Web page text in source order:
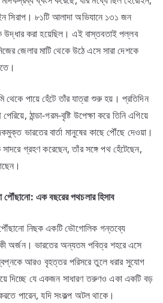
সিরাপ। ৮১টি আলাদা অভিযানে ১৩১ জন
উদ্ধার করা হয়েছিল। এই বাস্তবতাই পল্লব
জেলার মাটি থেকে উঠে এসে সারা দেশকে
থেকে পায়ে হেঁটে তাঁর যাত্রা শুরু হয়। প্রতিদিন
ঠান্ডা-গরম-বৃষ্টি উপেক্ষা করে তিনি এগিয়ে
ভারতের বার্তা মানুষের কাছে পৌঁছে দেওয়া।
গ্রহণ করেছেন, তাঁর সঙ্গে পথ হেঁটেছেন,
পৌঁছানো: একবছরেরপথচলারহিসাব
নিছক একটি ভৌগোলিক গন্তব্যে
অর্জন। ভারতের অন্যতম পবিত্র শহরে এসে
আরও বৃহত্তর পরিসরে তুলে ধরার সুযোগ
দিচ্ছে যে একজন সাধারণ তরুণও একা একটি বড়
পারেন, যদি সংকল্প অটল থাকে।